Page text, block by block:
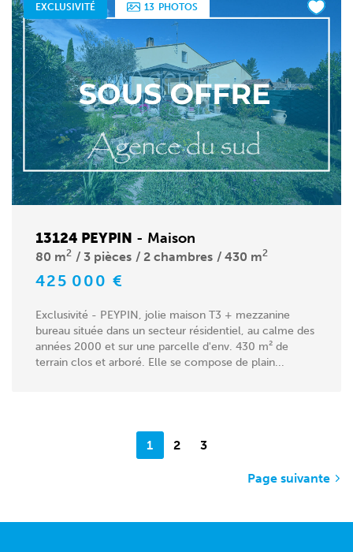
EXCLUSIVITÉ 13 PHOTOS
13124 PEYPIN - Maison
80 m2 3 pièces 2 chambres 430 m2
425 000 €
Exclusivité - PEYPIN, jolie maison T3 + mezzanine
bureau située dans un secteur résidentiel, au calme des
années 2000 et sur une parcelle d'env. 430 m² de
terrain clos et arboré. Elle se compose de plain...
1 2 3
Page suivante